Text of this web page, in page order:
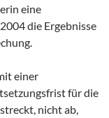
eine
die Ergebnisse
einer
für die
nicht ab,